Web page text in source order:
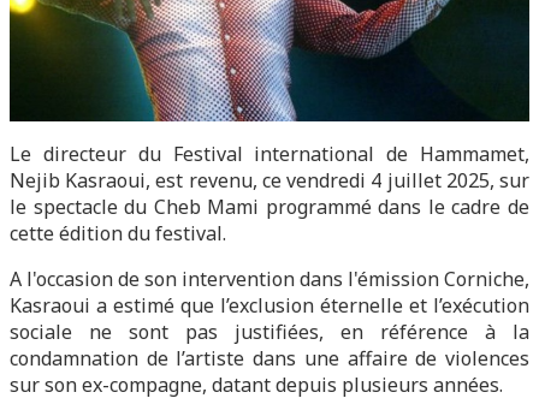
Le directeur du Festival international de Hammamet,
Nejib Kasraoui, est revenu, ce vendredi 4 juillet 2025, sur
le spectacle du Cheb Mami programmé dans le cadre de
cette édition du festival.
A l'occasion de son intervention dans l'émission Corniche,
Kasraoui a estimé que l’exclusion éternelle et l’exécution
sociale ne sont pas justifiées, en référence à la
condamnation de l’artiste dans une affaire de violences
sur son ex-compagne, datant depuis plusieurs années.